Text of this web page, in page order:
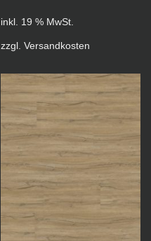
inkl. 19 % MwSt.
zzgl. Versandkosten